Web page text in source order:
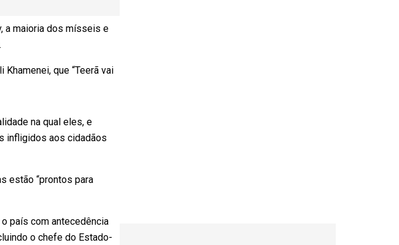
a maioria dos mísseis e
que “Teerã vai
na qual eles, e
infligidos aos cidadãos
estão “prontos para
país com antecedência
o chefe do Estado-